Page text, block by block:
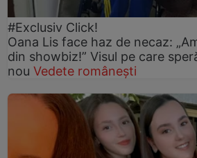
#Exclusiv Click!
Oana Lis face haz de necaz:
din showbiz!” Visul pe care
nou Vedete românești